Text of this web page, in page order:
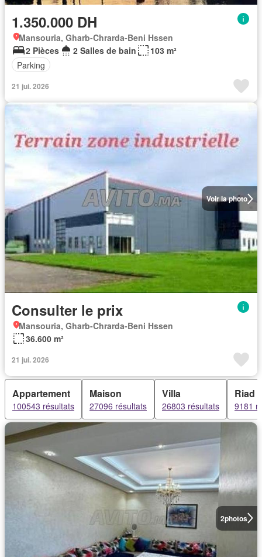
1.350.000 DH
Mansouria, Gharb-Chrarda-Beni Hssen
2 Pièces
2 Salles de bain
103 m²
Parking
21 jui. 2026
Voir la photo
Consulter le prix
Mansouria, Gharb-Chrarda-Beni Hssen
36.600 m²
21 jui. 2026
Appartement
100543 résultats
Maison
27096 résultats
Villa
26803 résultats
Riad
9181
2photos